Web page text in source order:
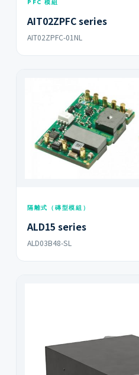
PFC 模組
AIT02ZPFC series
AIT02ZPFC-01NL
隔離式（磚型模組）
ALD15 series
ALD03B48-SL